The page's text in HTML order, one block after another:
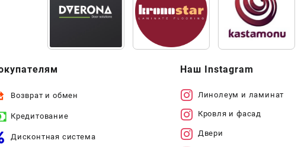
Возврат и обмен
Кредитование
Дисконтная система
Наш Instagram
Линолеум и ламинат
Кровля и фасад
Двери